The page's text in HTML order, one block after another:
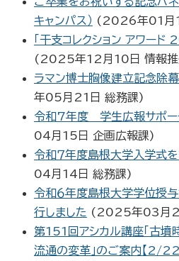
キャンパス） ( 2026年01月
「干支コレクション アワー
( 2025年12月10日 情報
ラマン博士胸像建立記念除
年05月21日 総務課)
令和7年度 学生広報サポー
04月15日 企画広報課)
令和７年度島根大学入学式
04月14日 総務課)
令和６年度島根大学学位授与
行しました ( 2025年03月
第151回アシカル講座「古墳
流通の変革」のご案内【2/22